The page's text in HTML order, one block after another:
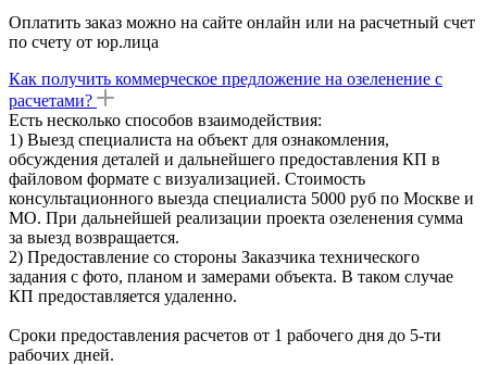
Оплатить заказ можно на сайте онлайн или на расчетный счет
по счету от юр.лица
Как получить коммерческое предложение на озеленение с
расчетами?
Есть несколько способов взаимодействия:
1) Выезд специалиста на объект для ознакомления,
обсуждения деталей и дальнейшего предоставления КП в
файловом формате с визуализацией. Стоимость
консультационного выезда специалиста 5000 руб по Москве и
МО. При дальнейшей реализации проекта озеленения сумма
за выезд возвращается.
2) Предоставление со стороны Заказчика технического
задания с фото, планом и замерами объекта. В таком случае
КП предоставляется удаленно.
Сроки предоставления расчетов от 1 рабочего дня до 5-ти
рабочих дней.